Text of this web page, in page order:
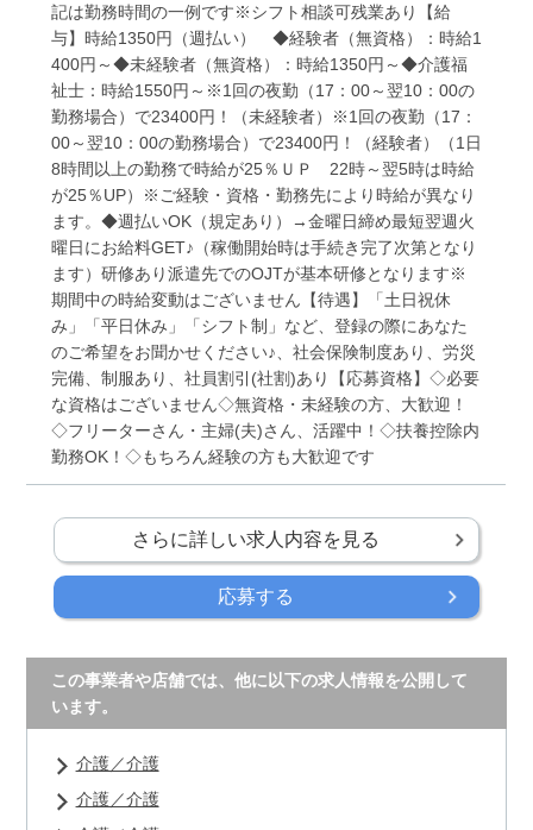
記は勤務時間の一例です※シフト相談可残業あり【給
与】時給1350円（週払い） ◆経験者（無資格）：時給1
400円～◆未経験者（無資格）：時給1350円～◆介護福
祉士：時給1550円～※1回の夜勤（17：00～翌10：00の
勤務場合）で23400円！（未経験者）※1回の夜勤（17：
00～翌10：00の勤務場合）で23400円！（経験者）（1日
8時間以上の勤務で時給が25％ＵＰ 22時～翌5時は時給
が25％UP）※ご経験・資格・勤務先により時給が異なり
ます。◆週払いOK（規定あり）→金曜日締め最短翌週火
曜日にお給料GET♪（稼働開始時は手続き完了次第となり
ます）研修あり派遣先でのOJTが基本研修となります※
期間中の時給変動はございません【待遇】「土日祝休
み」「平日休み」「シフト制」など、登録の際にあなた
のご希望をお聞かせください♪、社会保険制度あり、労災
完備、制服あり、社員割引(社割)あり【応募資格】◇必要
な資格はございません◇無資格・未経験の方、大歓迎！
◇フリーターさん・主婦(夫)さん、活躍中！◇扶養控除内
勤務OK！◇もちろん経験の方も大歓迎です
さらに詳しい求人内容を見る
応募する
この事業者や店舗では、他に以下の求人情報を公開して
います。
介護／介護
介護／介護